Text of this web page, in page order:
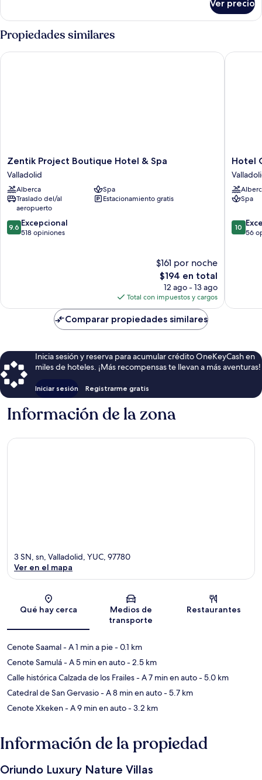
KING
Ver precio
Propiedades similares
Zentik
Project
Boutique
Hotel
&
Spa
Valladolid
Zentik Project Boutique Hotel & Spa
Valladolid
Alberca
Spa
Traslado del/al
aeropuerto
Estacionamiento gratis
9.6
de
9.6 Excepcional
518 opiniones
$161 por noche
El
precio
actual
es
de
$194
$194 en total
12 ago - 13 ago
Total con impuestos y cargos
Zentik Project Boutique Hotel & Spa
Hotel
Olbil
Hotel
Spa
10.0
de
10
56
Hotel
Comparar propiedades similares
Inicia sesión y reserva para acumular crédito OneKeyCash en
miles de hoteles. ¡Más recompensas te llevan a más aventuras!
Iniciar sesión Registrarme gratis
Información de la zona
Sección del mapa
3 SN, sn, Valladolid, YUC, 97780
Ver en el mapa
Qué hay cerca
Medios de
transporte
Restaurantes
Cenote Saamal- A 1 min a pie- 0.1 km
Cenote Samulá- A 5 min en auto- 2.5 km
Calle histórica Calzada de los Frailes- A 7 min en auto- 5.0 km
Catedral de San Gervasio- A 8 min en auto- 5.7 km
Cenote Xkeken- A 9 min en auto- 3.2 km
Información de la propiedad
Oriundo Luxury Nature Villas